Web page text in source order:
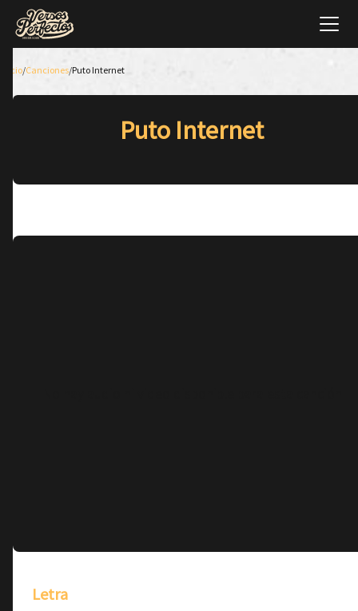
Inicio/Canciones/Puto Internet
Puto Internet
Letra